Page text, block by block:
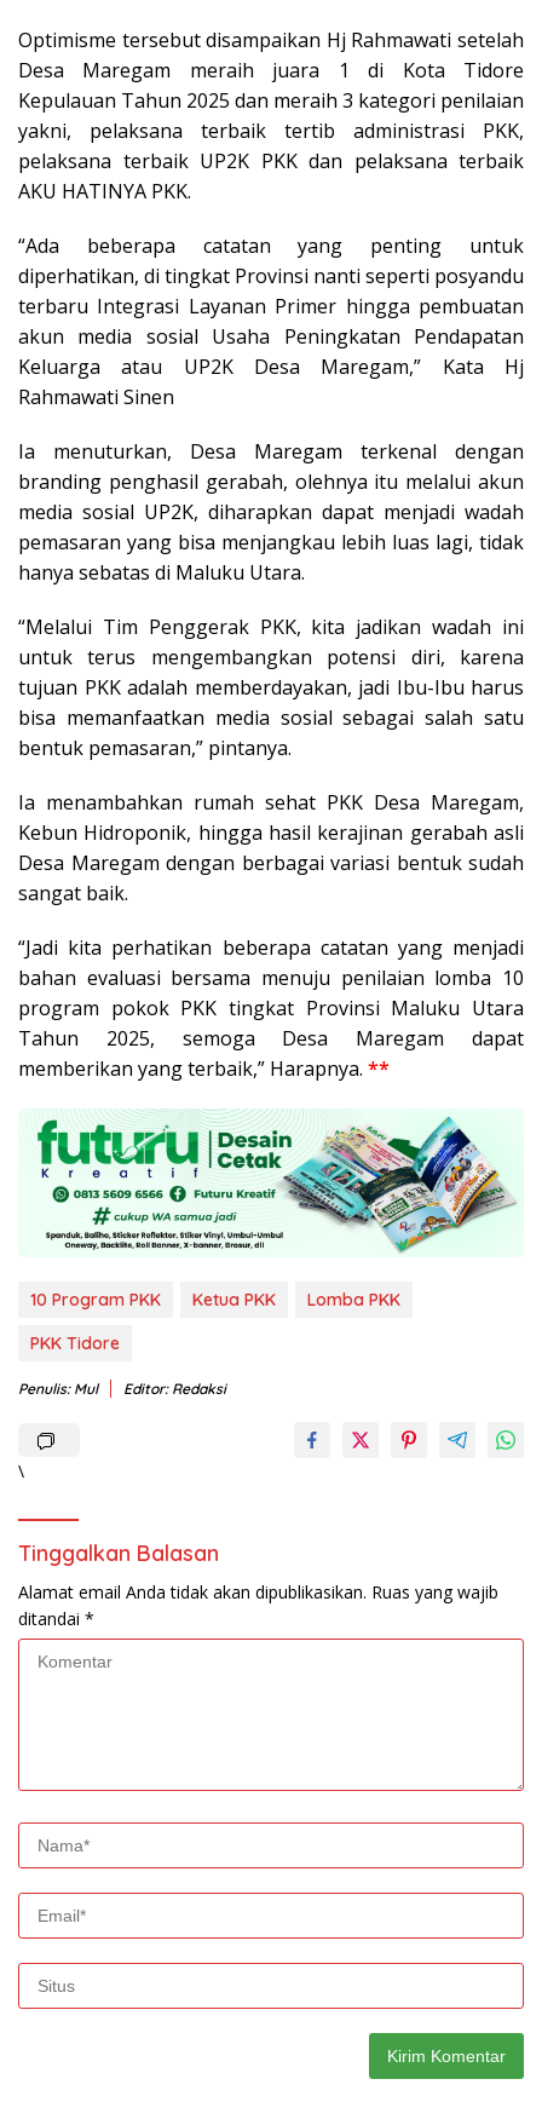
Optimisme tersebut disampaikan Hj Rahmawati setelah
Desa Maregam meraih juara 1 di Kota Tidore
Kepulauan Tahun 2025 dan meraih 3 kategori penilaian
yakni, pelaksana terbaik tertib administrasi PKK,
pelaksana terbaik UP2K PKK dan pelaksana terbaik
AKU HATINYA PKK.
“Ada beberapa catatan yang penting untuk
diperhatikan, di tingkat Provinsi nanti seperti posyandu
terbaru Integrasi Layanan Primer hingga pembuatan
akun media sosial Usaha Peningkatan Pendapatan
Keluarga atau UP2K Desa Maregam,” Kata Hj
Rahmawati Sinen
Ia menuturkan, Desa Maregam terkenal dengan
branding penghasil gerabah, olehnya itu melalui akun
media sosial UP2K, diharapkan dapat menjadi wadah
pemasaran yang bisa menjangkau lebih luas lagi, tidak
hanya sebatas di Maluku Utara.
“Melalui Tim Penggerak PKK, kita jadikan wadah ini
untuk terus mengembangkan potensi diri, karena
tujuan PKK adalah memberdayakan, jadi Ibu-Ibu harus
bisa memanfaatkan media sosial sebagai salah satu
bentuk pemasaran,” pintanya.
Ia menambahkan rumah sehat PKK Desa Maregam,
Kebun Hidroponik, hingga hasil kerajinan gerabah asli
Desa Maregam dengan berbagai variasi bentuk sudah
sangat baik.
“Jadi kita perhatikan beberapa catatan yang menjadi
bahan evaluasi bersama menuju penilaian lomba 10
program pokok PKK tingkat Provinsi Maluku Utara
Tahun 2025, semoga Desa Maregam dapat
memberikan yang terbaik,” Harapnya. **
10 Program PKK Ketua PKK
Lomba PKK
PKK Tidore
Penulis: Mul Editor: Redaksi
\
Tinggalkan Balasan
Alamat email Anda tidak akan dipublikasikan. Ruas yang wajib
ditandai *